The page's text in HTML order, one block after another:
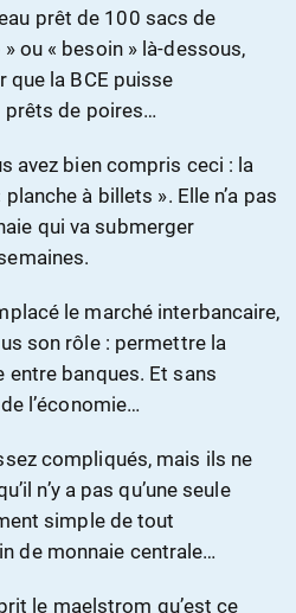
prêt de 100 sacs de
ou « besoin » là-dessous,
que la BCE puisse
de poires…
avez bien compris ceci : la
à billets ». Elle n’a pas
qui va submerger
le marché interbancaire,
son rôle : permettre la
banques. Et sans
l’économie…
compliqués, mais ils ne
n’y a pas qu’une seule
simple de tout
de monnaie centrale…
le maelstrom qu’est ce